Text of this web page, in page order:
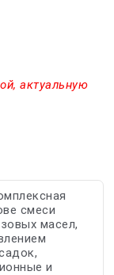
актуальную
смеси
масел,
и